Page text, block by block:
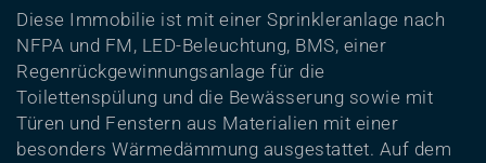
Diese Immobilie ist mit einer Sprinkleranlage nach
NFPA und FM, LED-Beleuchtung, BMS, einer
Regenrückgewinnungsanlage für die
Toilettenspülung und die Bewässerung sowie mit
Türen und Fenstern aus Materialien mit einer
besonders Wärmedämmung ausgestattet. Auf dem